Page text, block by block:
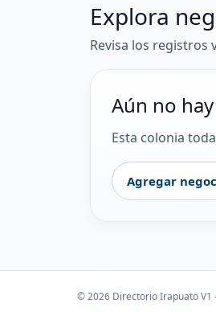
Explora
Revisa los registros
Aún no
Esta colonia
Agregar
© 2026 Directorio Irapuato V1